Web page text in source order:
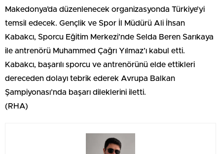
Makedonya’da düzenlenecek organizasyonda Türkiye’yi
temsil edecek. Gençlik ve Spor İl Müdürü Ali İhsan
Kabakcı, Sporcu Eğitim Merkezi’nde Selda Beren Sarıkaya
ile antrenörü Muhammed Çağrı Yılmaz’ı kabul etti.
Kabakcı, başarılı sporcu ve antrenörünü elde ettikleri
dereceden dolayı tebrik ederek Avrupa Balkan
Şampiyonası’nda başarı dileklerini iletti.
(RHA)